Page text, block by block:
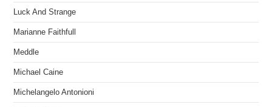
Luck And Strange
Marianne Faithfull
Meddle
Michael Caine
Michelangelo Antonioni